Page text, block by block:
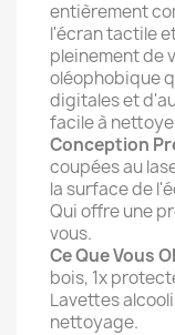
entièrement
l'écran tactile
pleinement de
oléophobique
digitales et
facile à
Conception
coupées au
la surface de
Qui offre une
vous.
Ce Que Vous
bois, 1x
Lavettes
nettoyage.